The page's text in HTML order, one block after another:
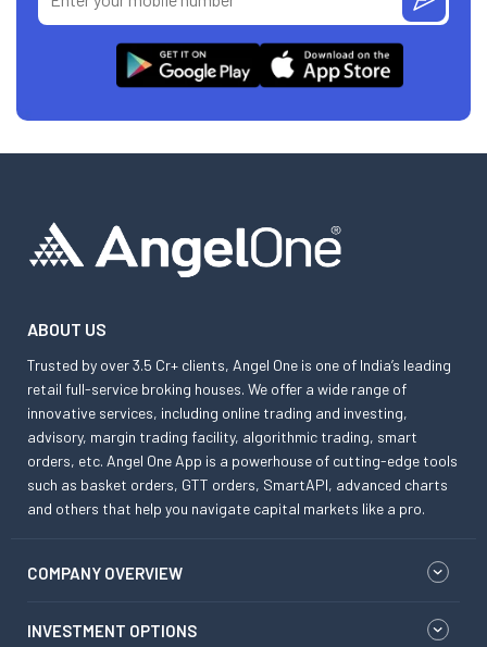
ABOUT US
Trusted by over 3.5 Cr+ clients, Angel One is one of India’s leading
retail full-service broking houses. We offer a wide range of
innovative services, including online trading and investing,
advisory, margin trading facility, algorithmic trading, smart
orders, etc. Angel One App is a powerhouse of cutting-edge tools
such as basket orders, GTT orders, SmartAPI, advanced charts
and others that help you navigate capital markets like a pro.
COMPANY OVERVIEW
INVESTMENT OPTIONS